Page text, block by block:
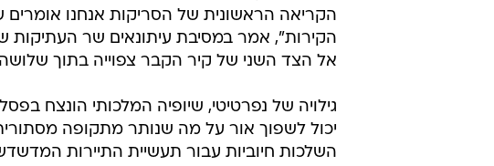
הקירות", אמר במסיבת עיתונאים שר העתיקות
אל הצד השני של קיר הקבר צפוייה בתוך
יכול לשפוך אור על מה שנותר מתקופה מסתורית
השלכות חיוביות עבור תעשיית התיירות